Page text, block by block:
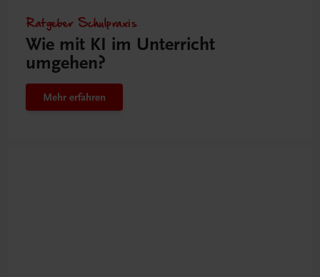
Ratgeber Schulpraxis
Wie mit KI im Unterricht
umgehen?
Mehr erfahren